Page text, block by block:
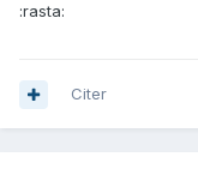
:rasta:
Citer